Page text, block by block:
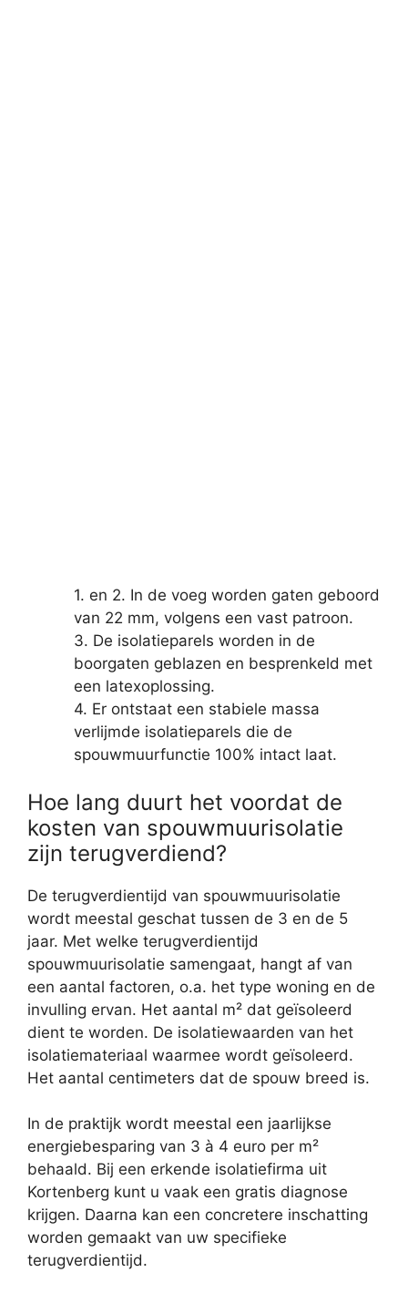
1. en 2. In de voeg worden gaten geboord
van 22 mm, volgens een vast patroon.
3. De isolatieparels worden in de
boorgaten geblazen en besprenkeld met
een latexoplossing.
4. Er ontstaat een stabiele massa
verlijmde isolatieparels die de
spouwmuurfunctie 100% intact laat.
Hoe lang duurt het voordat de
kosten van spouwmuurisolatie
zijn terugverdiend?
De terugverdientijd van spouwmuurisolatie
wordt meestal geschat tussen de 3 en de 5
jaar. Met welke terugverdientijd
spouwmuurisolatie samengaat, hangt af van
een aantal factoren, o.a. het type woning en de
invulling ervan. Het aantal m² dat geïsoleerd
dient te worden. De isolatiewaarden van het
isolatiemateriaal waarmee wordt geïsoleerd.
Het aantal centimeters dat de spouw breed is.
In de praktijk wordt meestal een jaarlijkse
energiebesparing van 3 à 4 euro per m²
behaald. Bij een erkende isolatiefirma uit
Kortenberg kunt u vaak een gratis diagnose
krijgen. Daarna kan een concretere inschatting
worden gemaakt van uw specifieke
terugverdientijd.